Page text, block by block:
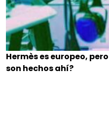
Hermès es europeo,
son hechos ahí?